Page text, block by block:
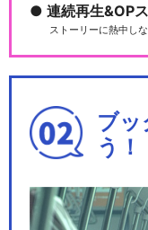
連続再生&OP
ストーリーに熱中し
ブッ
う！